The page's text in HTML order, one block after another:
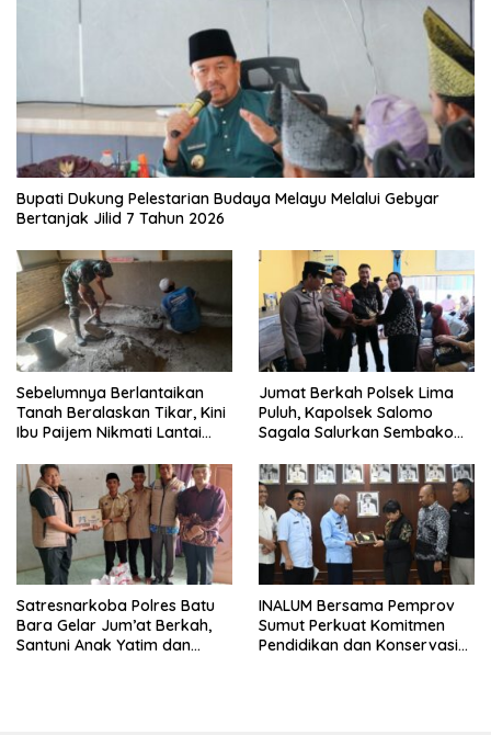
Bupati Dukung Pelestarian Budaya Melayu Melalui Gebyar
Bertanjak Jilid 7 Tahun 2026
Sebelumnya Berlantaikan
Tanah Beralaskan Tikar, Kini
Ibu Paijem Nikmati Lantai
Satgas TMMD Ke-129 Kodim
0208/Asahan
Jumat Berkah Polsek Lima
Puluh, Kapolsek Salomo
Sagala Salurkan Sembako
Gambus
Satresnarkoba Polres Batu
Bara Gelar Jum’at Berkah,
Santuni Anak Yatim dan
INALUM Bersama Pemprov
Sumut Perkuat Komitmen
Pendidikan dan Konservasi